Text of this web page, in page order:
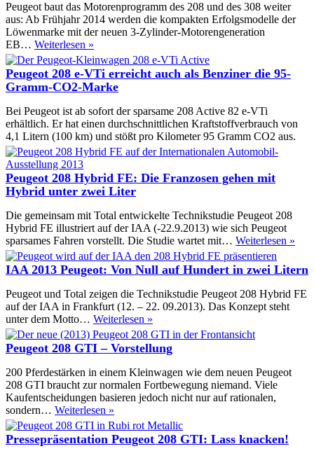
Peugeot baut das Motorenprogramm des 208 und des 308 weiter
aus: Ab Frühjahr 2014 werden die kompakten Erfolgsmodelle der
Löwenmarke mit der neuen 3-Zylinder-Motorengeneration
EB… Weiterlesen »
bringt
kräftigen
Dreizylinder-
Turbo
Peugeot 208 e-VTi erreicht auch als Benziner die 95-
Gramm-CO2-Marke
Bei Peugeot ist ab sofort der sparsame 208 Active 82 e-VTi
erhältlich. Er hat einen durchschnittlichen Kraftstoffverbrauch von
4,1 Litern (100 km) und stößt pro Kilometer 95 Gramm CO2 aus.
Peugeot 208 Hybrid FE: Die Franzosen gehen mit
Hybrid unter zwei Liter
Die gemeinsam mit Total entwickelte Technikstudie Peugeot 208
Hybrid FE illustriert auf der IAA (-22.9.2013) wie sich Peugeot
sparsames Fahren vorstellt. Die Studie wartet mit… Weiterlesen »
FE:
Die
IAA 2013 Peugeot: Von Null auf Hundert in zwei Litern
Peugeot und Total zeigen die Technikstudie Peugeot 208 Hybrid FE
auf der IAA in Frankfurt (12. – 22. 09.2013). Das Konzept steht
unter dem Motto… Weiterlesen »
2013
Peugeot:
Von
Null
auf
Hundert
zwei
Litern
Peugeot 208 GTI – Vorstellung
200 Pferdestärken in einem Kleinwagen wie dem neuen Peugeot
208 GTI braucht zur normalen Fortbewegung niemand. Viele
Kaufentscheidungen basieren jedoch nicht nur auf rationalen,
sondern… Weiterlesen »
208
GTI
–
Pressepräsentation Peugeot 208 GTI: Lass knacken!